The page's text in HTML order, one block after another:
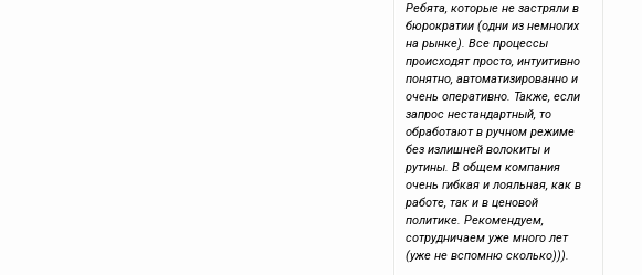
Ребята, которые не застряли в
бюрократии (одни из немногих
на рынке). Все процессы
происходят просто, интуитивно
понятно, автоматизированно и
очень оперативно. Также, если
запрос нестандартный, то
обработают в ручном режиме
без излишней волокиты и
рутины. В общем компания
очень гибкая и лояльная, как в
работе, так и в ценовой
политике. Рекомендуем,
сотрудничаем уже много лет
(уже не вспомню сколько))).